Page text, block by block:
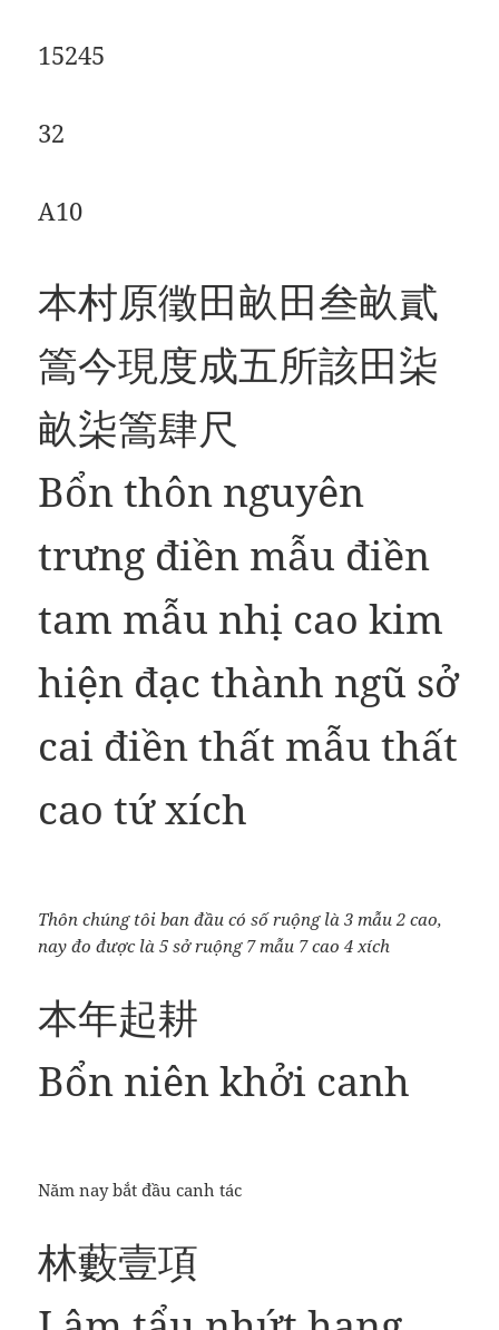
15245
32
A10
本村原徵田畝田叁畝貳
篙今現度成五所該田柒
畝柒篙肆尺
Bổn thôn nguyên
trưng điền mẫu điền
tam mẫu nhị cao kim
hiện đạc thành ngũ sở
cai điền thất mẫu thất
cao tứ xích
Thôn chúng tôi ban đầu có số ruộng là 3 mẫu 2 cao,
nay đo được là 5 sở ruộng 7 mẫu 7 cao 4 xích
本年起耕
Bổn niên khởi canh
Năm nay bắt đầu canh tác
林藪壹項